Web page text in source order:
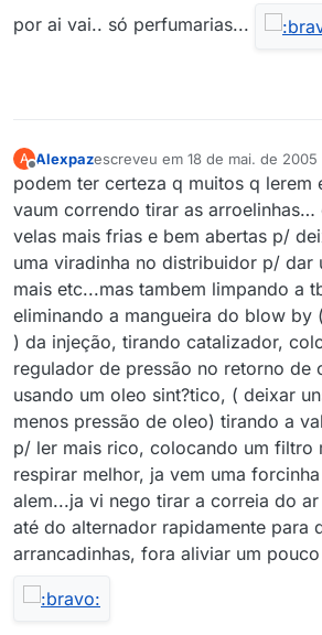
por ai vai.. só perfumarias...
A
Offline
Alexpazescreveu em 18 de mai. de
última edição por
podem ter certeza q muitos q lerem
vaum correndo tirar as arroelinhas…
velas mais frias e bem abertas p/
uma viradinha no distribuidor p/ dar
mais etc...mas tambem limpando a
eliminando a mangueira do blow by
) da injeção, tirando catalizador,
regulador de pressão no retorno de
usando um oleo sint?tico, ( deixar
menos pressão de oleo) tirando a
p/ ler mais rico, colocando um filtro
respirar melhor, ja vem uma
alem...ja vi nego tirar a correia do
até do alternador rapidamente para
arrancadinhas, fora aliviar um